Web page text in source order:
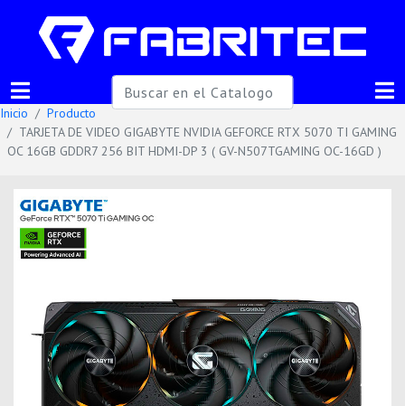
Inicio
Producto
TARJETA DE VIDEO GIGABYTE NVIDIA GEFORCE RTX 5070 TI GAMING
OC 16GB GDDR7 256 BIT HDMI-DP 3 ( GV-N507TGAMING OC-16GD )